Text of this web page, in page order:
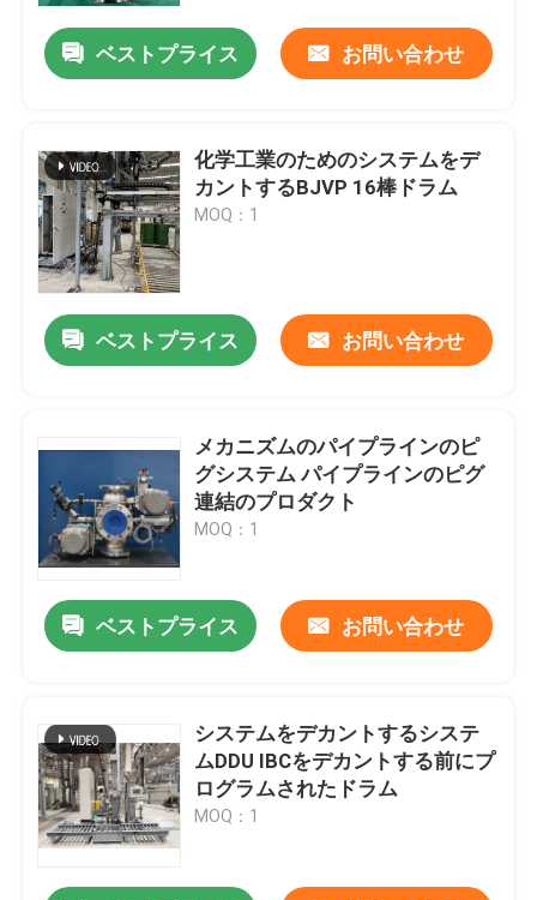
ベストプライス お問い合わせ
化学工業のためのシステムをデ
カントするBJVP 16棒ドラム
MOQ：1
ベストプライス お問い合わせ
メカニズムのパイプラインのピ
グシステム パイプラインのピグ
連結のプロダクト
MOQ：1
ベストプライス お問い合わせ
システムをデカントするシステ
ムDDU IBCをデカントする前にプ
ログラムされたドラム
MOQ：1